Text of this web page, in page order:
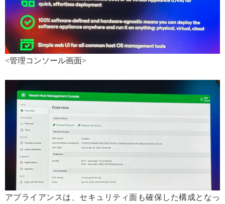
<管理コンソール画面>
アプライアンスは、セキュリティ面も確保した構成となっ